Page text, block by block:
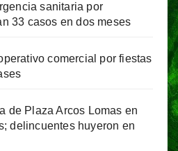
sanitaria por
33 casos en dos meses
comercial por fiestas
de Plaza Arcos Lomas en
delincuentes huyeron en